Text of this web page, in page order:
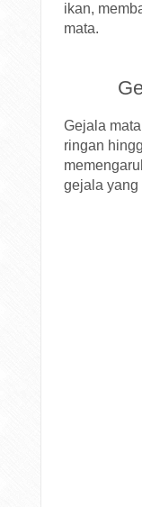
ikan,
mata.
Gejala
ringan
gejala yang